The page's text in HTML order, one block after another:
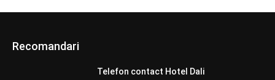
Recomandari
Telefon contact Hotel Dali